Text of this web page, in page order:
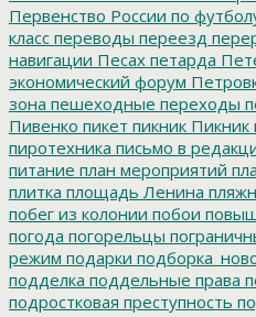
Первенство России по
класс переводы переезд
навигации Песах петарда
экономический форум
зона пешеходные переходы
Пивенко пикет пикник Пикник
пиротехника письмо в
питание план мероприятий
плитка площадь Ленина
побег из колонии побои
погода погорельцы
режим подарки
подделка поддельные права
подростковая преступность